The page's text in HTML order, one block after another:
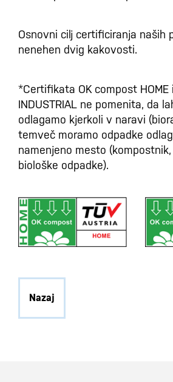
Osnovni cilj certificiranja naših
nenehen dvig kakovosti.
*Certifikata OK compost HOME
INDUSTRIAL ne pomenita, da
odlagamo kjerkoli v naravi
temveč moramo odpadke
namenjeno mesto
biološke odpadke).
Nazaj